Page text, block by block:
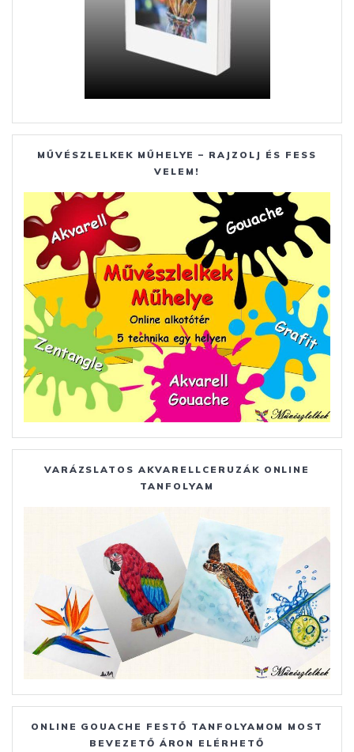
MŰVÉSZLELKEK MŰHELYE – RAJZOLJ ÉS FESS
VELEM!
VARÁZSLATOS AKVARELLCERUZÁK ONLINE
TANFOLYAM
ONLINE GOUACHE FESTŐ TANFOLYAMOM MOST
BEVEZETŐ ÁRON ELÉRHETŐ